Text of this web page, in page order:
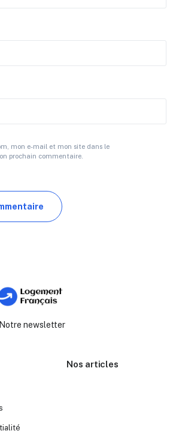
mon e-mail et mon site dans le
prochain commentaire.
Notre newsletter
Nos articles